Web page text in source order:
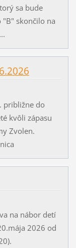
sa bude
skončilo na
približne do
kvôli zápasu
Zvolen.
na nábor detí
2026 od